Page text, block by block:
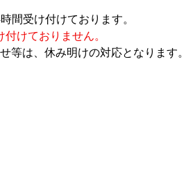
間受け付けております。
けておりません。
等は、休み明けの対応となります。